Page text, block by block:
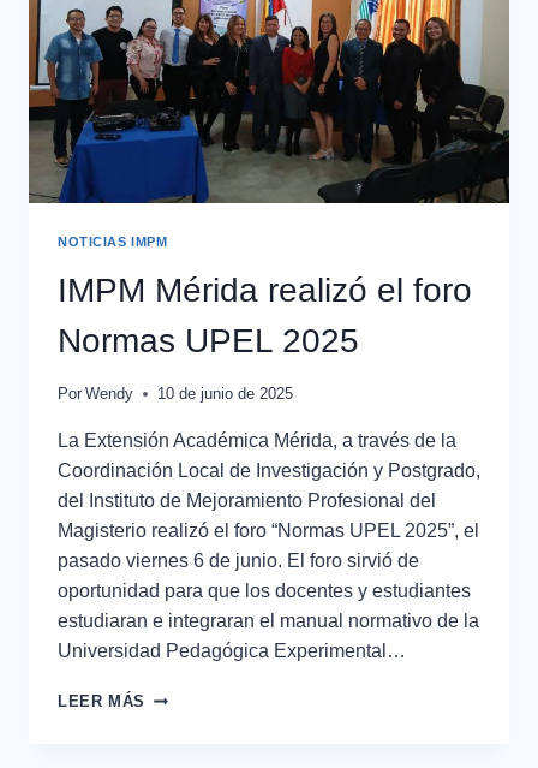
NOTICIAS IMPM
IMPM Mérida realizó el foro
Normas UPEL 2025
Por Wendy 10 de junio de 2025
La Extensión Académica Mérida, a través de la
Coordinación Local de Investigación y Postgrado,
del Instituto de Mejoramiento Profesional del
Magisterio realizó el foro “Normas UPEL 2025”, el
pasado viernes 6 de junio. El foro sirvió de
oportunidad para que los docentes y estudiantes
estudiaran e integraran el manual normativo de la
Universidad Pedagógica Experimental…
LEER MÁS